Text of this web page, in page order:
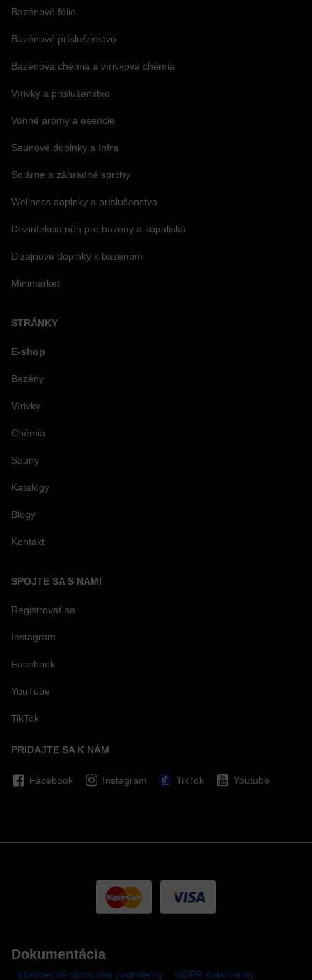
Bazénové fólie
Bazénové príslušenstvo
Bazénová chémia a vírivková chémia
Vírivky a príslušenstvo
Vonné arómy a esencie
Saunové doplnky a Infra
Solárne a záhradné sprchy
Wellness doplnky a príslušenstvo
Dezinfekcia nôh pre bazény a kúpaliská
Dizajnové doplnky k bazénom
Minimarket
STRÁNKY
E-shop
Bazény
Vírivky
Chémia
Sauny
Katalógy
Blogy
Kontakt
SPOJTE SA S NAMI
Registrovať sa
Instagram
Facebook
YouTube
TikTok
PRIDAJTE SA K NÁM
Facebook Instagram TikTok Youtube
Dokumentácia
Všeobecné obchodné podmienky GDPR dokumenty